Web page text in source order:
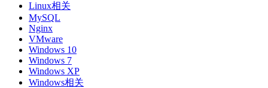
Linux相关
MySQL
Nginx
VMware
Windows 10
Windows 7
Windows XP
Windows相关